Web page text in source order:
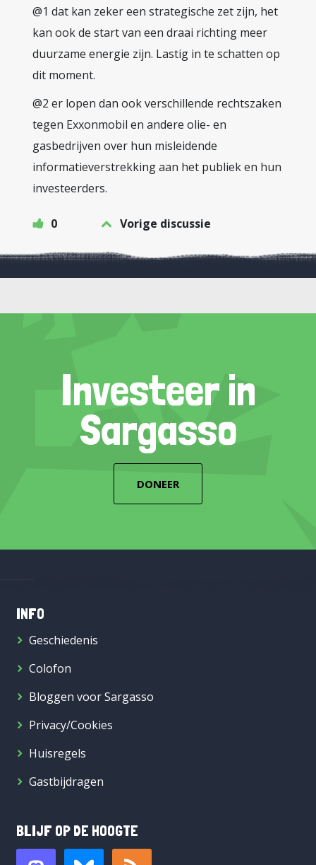
@1 dat kan zeker een strategische zet zijn, het
kan ook de start van een draai richting meer
duurzame energie zijn. Lastig in te schatten op
dit moment.
@2 er lopen dan ook verschillende rechtszaken
tegen Exxonmobil en andere olie- en
gasbedrijven over hun misleidende
informatieverstrekking aan het publiek en hun
investeerders.
0 Vorige discussie
Investeer in
Sargasso
DONEER
INFO
Geschiedenis
Colofon
Bloggen voor Sargasso
Privacy/Cookies
Huisregels
Gastbijdragen
BLIJF OP DE HOOGTE